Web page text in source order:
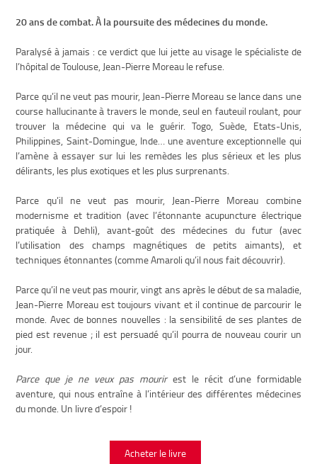
20 ans de combat. À la poursuite des médecines du monde.
Paralysé à jamais : ce verdict que lui jette au visage le spécialiste de
l’hôpital de Toulouse, Jean-Pierre Moreau le refuse.
Parce qu’il ne veut pas mourir, Jean-Pierre Moreau se lance dans une
course hallucinante à travers le monde, seul en fauteuil roulant, pour
trouver la médecine qui va le guérir. Togo, Suède, Etats-Unis,
Philippines, Saint-Domingue, Inde… une aventure exceptionnelle qui
l’amène à essayer sur lui les remèdes les plus sérieux et les plus
délirants, les plus exotiques et les plus surprenants.
Parce qu’il ne veut pas mourir, Jean-Pierre Moreau combine
modernisme et tradition (avec l’étonnante acupuncture électrique
pratiquée à Dehli), avant-goût des médecines du futur (avec
l’utilisation des champs magnétiques de petits aimants), et
techniques étonnantes (comme Amaroli qu’il nous fait découvrir).
Parce qu’il ne veut pas mourir, vingt ans après le début de sa maladie,
Jean-Pierre Moreau est toujours vivant et il continue de parcourir le
monde. Avec de bonnes nouvelles : la sensibilité de ses plantes de
pied est revenue ; il est persuadé qu’il pourra de nouveau courir un
jour.
Parce que je ne veux pas mourirest le récit d’une formidable
aventure, qui nous entraîne à l’intérieur des différentes médecines
du monde. Un livre d’espoir !
Acheter le livre